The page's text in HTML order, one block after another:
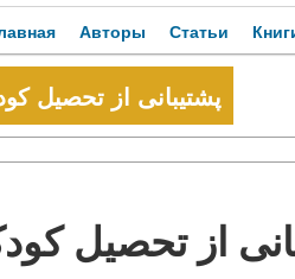
Авторы Статьи
پشتیبانی از تحصیل
از تحصیل